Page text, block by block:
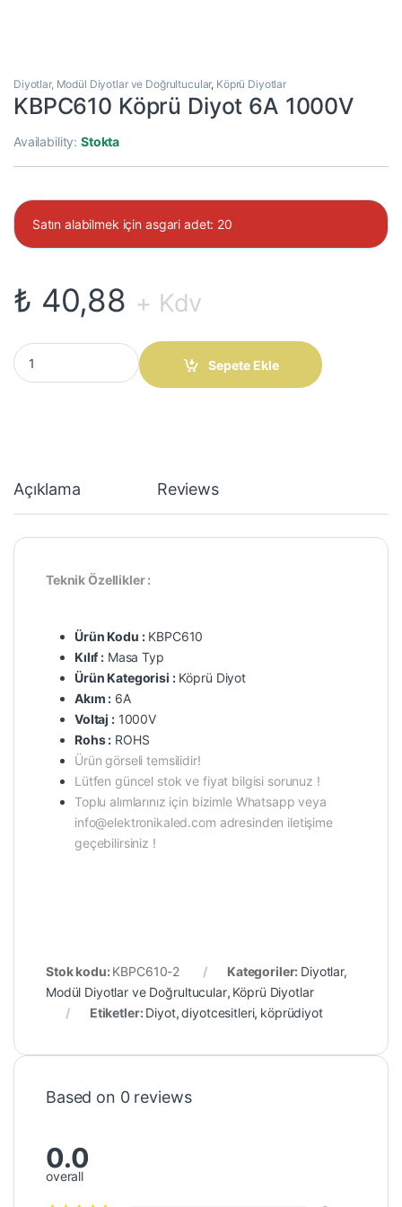
Diyotlar, Modül Diyotlar ve Doğrultucular, Köprü Diyotlar
KBPC610 Köprü Diyot 6A 1000V
Availability:Stokta
Satın alabilmek için asgari adet: 20
₺ 40,88 + Kdv
KBPC610 Köprü Diyot 6A 1000V quantity
Sepete Ekle
Açıklama Reviews
Teknik Özellikler :
Ürün Kodu :KBPC610
Kılıf : Masa Typ
Ürün Kategorisi :Köprü Diyot
Akım : 6A
Voltaj :1000V
Rohs : ROHS
Ürün görseli temsilidir!
Lütfen güncel stok ve fiyat bilgisi sorunuz !
Toplu alımlarınız için bizimle Whatsapp veya
info@elektronikaled.com adresinden iletişime
geçebilirsiniz !
Stok kodu: KBPC610-2 Kategoriler: Diyotlar,
Modül Diyotlar ve Doğrultucular, Köprü Diyotlar
Etiketler: Diyot,diyotcesitleri, köprüdiyot
Based on 0 reviews
0.0
overall